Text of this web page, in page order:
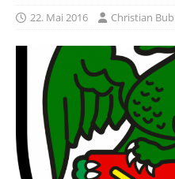
22. Mai 2016 Christian Bub